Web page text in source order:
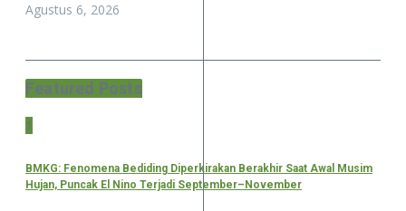
Agustus 6, 2026
Featured Posts
1
BMKG: Fenomena Bediding Diperkirakan Berakhir Saat Awal Musim
Hujan, Puncak El Nino Terjadi September–November